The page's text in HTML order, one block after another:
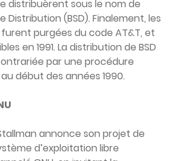
distribuèrent sous le nom de
Distribution (BSD). Finalement, les
purgées du code AT&T, et
en 1991. La distribution de BSD
par une procédure
début des années 1990.
annonce son projet de
d’exploitation libre